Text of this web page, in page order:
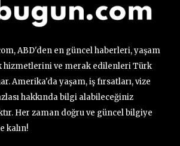
ABD'den en güncel haberleri, yaşam
hizmetlerini ve merak edilenleri Türk
Amerika'da yaşam, iş fırsatları, vize
hakkında bilgi alabileceğiniz
Her zaman doğru ve güncel bilgiye
kalın!